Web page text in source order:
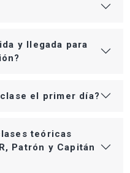
y llegada para
el primer día?
teóricas
Patrón y Capitán